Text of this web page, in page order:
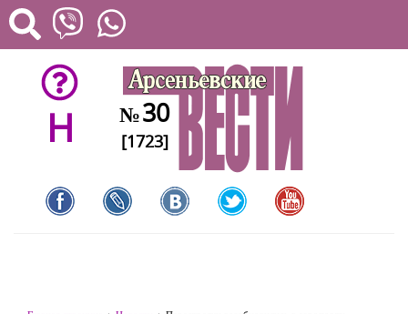
H №30
[1723]